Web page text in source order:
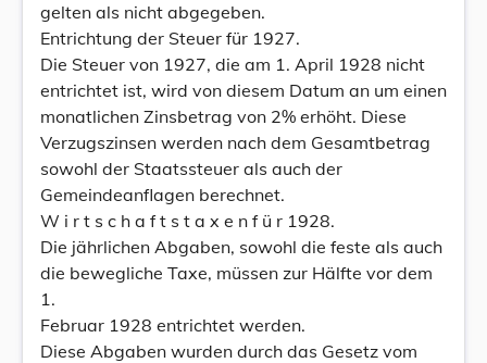
gelten als nicht abgegeben.
Entrichtung der Steuer für 1927.
Die Steuer von 1927, die am 1. April 1928 nicht
entrichtet ist, wird von diesem Datum an um einen
monatlichen Zinsbetrag von 2% erhöht. Diese
Verzugszinsen werden nach dem Gesamtbetrag
sowohl der Staatssteuer als auch der
Gemeindeanflagen berechnet.
W i r t s c h a f t s t a x e n f ü r 1928.
Die jährlichen Abgaben, sowohl die feste als auch
die bewegliche Taxe, müssen zur Hälfte vor dem
1.
Februar 1928 entrichtet werden.
Diese Abgaben wurden durch das Gesetz vom